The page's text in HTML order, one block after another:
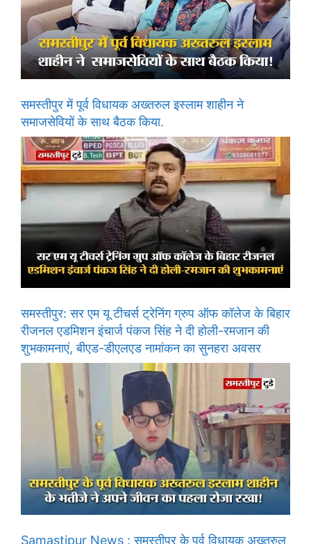
समस्तीपुर में पूर्व विधायक अख्तरुल इस्लाम शाहीन ने
समाजसेवियों के साथ बैठक किया.
समस्तीपुर: सर एम यू टीचर्स ट्रेनिंग ग्रुप ऑफ कॉलेज के बिहार
रीजनल एडमिशन इंचार्ज पंकज सिंह ने दी होली-रमजान की
शुभकामनाएं, बीएड-डीएलएड नामांकन का सुनहरा अवसर
Samastipur News : समस्तीपुर के पूर्व विधायक अख्तरुल